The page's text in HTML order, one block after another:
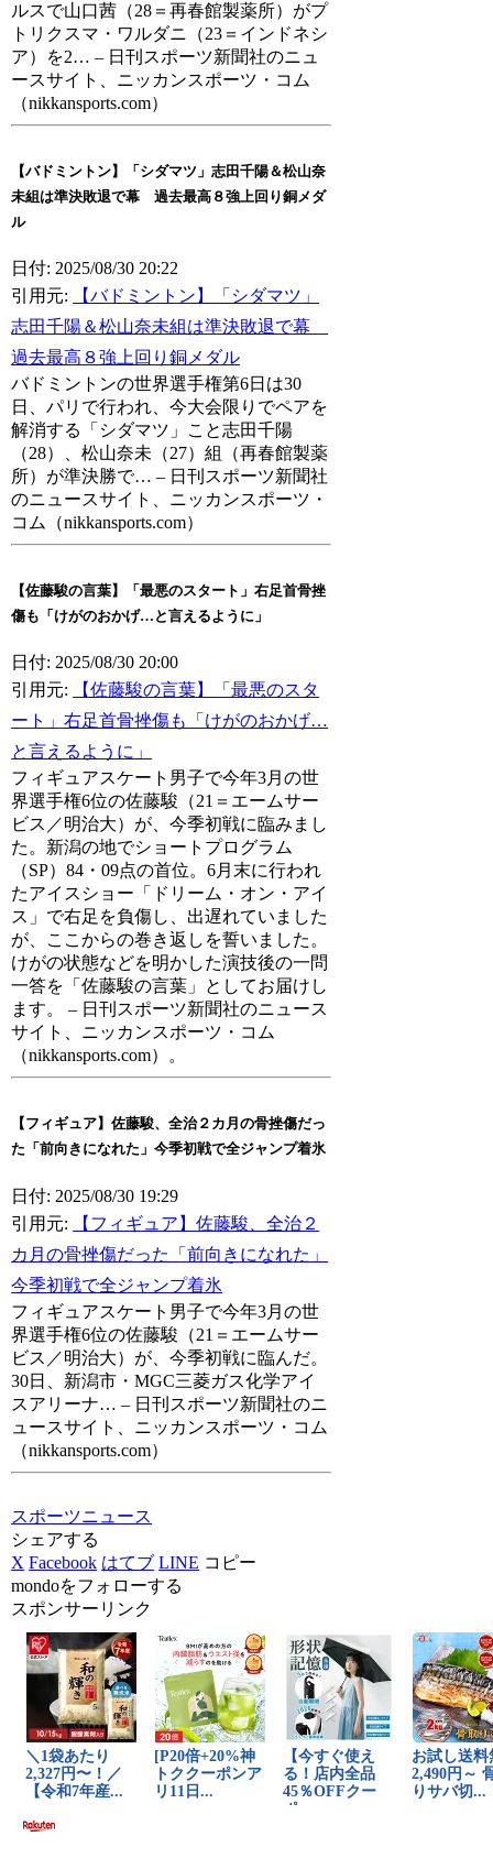
ルスで山口茜（28＝再春館製薬所）がプ
トリクスマ・ワルダニ（23＝インドネシ
ア）を2… – 日刊スポーツ新聞社のニュ
ースサイト、ニッカンスポーツ・コム
（nikkansports.com）
【バドミントン】「シダマツ」志田千陽＆松山奈
未組は準決敗退で幕 過去最高８強上回り銅メダ
ル
日付: 2025/08/30 20:22
引用元:
【バドミントン】「シダマツ」
志田千陽＆松山奈未組は準決敗退で幕
過去最高８強上回り銅メダル
バドミントンの世界選手権第6日は30
日、パリで行われ、今大会限りでペアを
解消する「シダマツ」こと志田千陽
（28）、松山奈未（27）組（再春館製薬
所）が準決勝で… – 日刊スポーツ新聞社
のニュースサイト、ニッカンスポーツ・
コム（nikkansports.com）
【佐藤駿の言葉】「最悪のスタート」右足首骨挫
傷も「けがのおかげ…と言えるように」
日付: 2025/08/30 20:00
引用元:
【佐藤駿の言葉】「最悪のスタ
ート」右足首骨挫傷も「けがのおかげ…
と言えるように」
フィギュアスケート男子で今年3月の世
界選手権6位の佐藤駿（21＝エームサー
ビス／明治大）が、今季初戦に臨みまし
た。新潟の地でショートプログラム
（SP）84・09点の首位。6月末に行われ
たアイスショー「ドリーム・オン・アイ
ス」で右足を負傷し、出遅れていました
が、ここからの巻き返しを誓いました。
けがの状態などを明かした演技後の一問
一答を「佐藤駿の言葉」としてお届けし
ます。 – 日刊スポーツ新聞社のニュース
サイト、ニッカンスポーツ・コム
（nikkansports.com）。
【フィギュア】佐藤駿、全治２カ月の骨挫傷だっ
た「前向きになれた」今季初戦で全ジャンプ着氷
日付: 2025/08/30 19:29
引用元:
【フィギュア】佐藤駿、全治２
カ月の骨挫傷だった「前向きになれた」
今季初戦で全ジャンプ着氷
フィギュアスケート男子で今年3月の世
界選手権6位の佐藤駿（21＝エームサー
ビス／明治大）が、今季初戦に臨んだ。
30日、新潟市・MGC三菱ガス化学アイ
スアリーナ… – 日刊スポーツ新聞社のニ
ュースサイト、ニッカンスポーツ・コム
（nikkansports.com）
スポーツニュース
シェアする
X Facebook はてブ LINE コピー
mondoをフォローする
スポンサーリンク